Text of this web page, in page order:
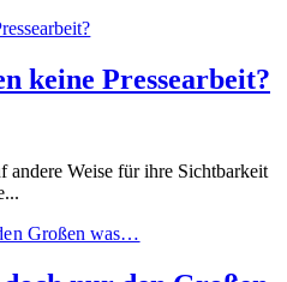
keine Pressearbeit?
andere Weise für ihre Sichtbarkeit